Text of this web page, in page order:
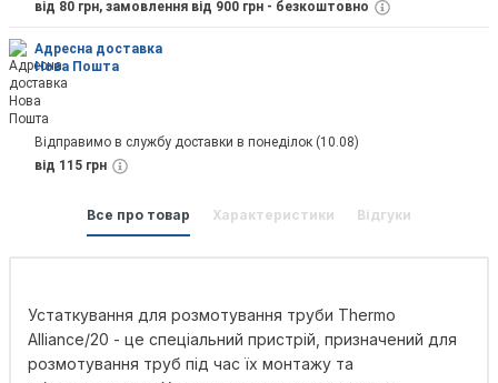
від 80 грн, замовлення від 900 грн - безкоштовно
Адресна доставка
Нова Пошта
Відправимо в службу доставки в понеділок (10.08)
від 115 грн
Все про товар Характеристики Відгуки
Устаткування для розмотування труби Thermo
Alliance/20 - це спеціальний пристрій, призначений для
розмотування труб під час їх монтажу та